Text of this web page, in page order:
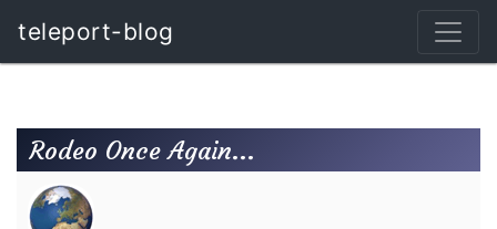
teleport-blog
Rodeo Once Again...